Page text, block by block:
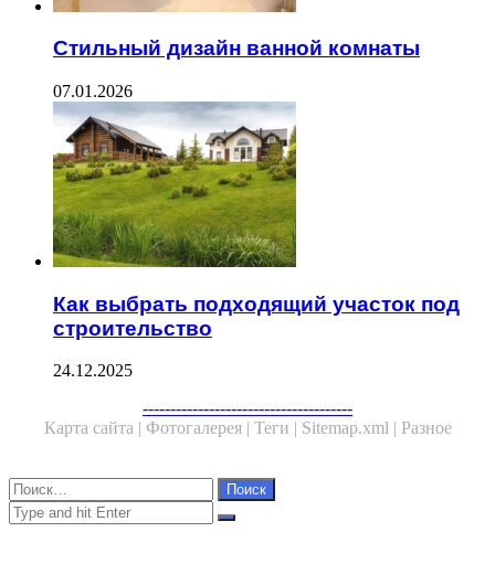
Стильный дизайн ванной комнаты
07.01.2026
Как выбрать подходящий участок под
строительство
24.12.2025
--------------------------------------
Карта сайта | Фотогалерея | Теги | Sitemap.xml | Разное
Close
Найти:
Close
Search